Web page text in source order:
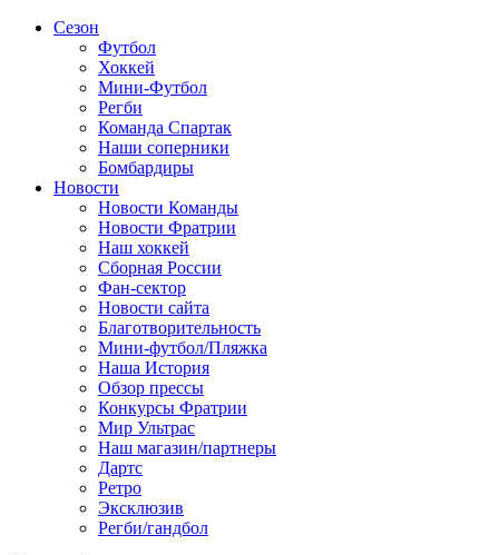
Сезон
Футбол
Хоккей
Мини-Футбол
Регби
Команда Спартак
Наши соперники
Бомбардиры
Новости
Новости Команды
Новости Фратрии
Наш хоккей
Сборная России
Фан-cектор
Новости сайта
Благотворительность
Мини-футбол/Пляжка
Наша История
Обзор прессы
Конкурсы Фратрии
Мир Ультрас
Наш магазин/партнеры
Дартс
Ретро
Эксклюзив
Регби/гандбол